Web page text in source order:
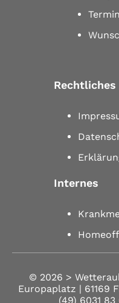
Rechtliches
Internes
© 2026 >
Europaplatz | 61169
(49) 6031 83